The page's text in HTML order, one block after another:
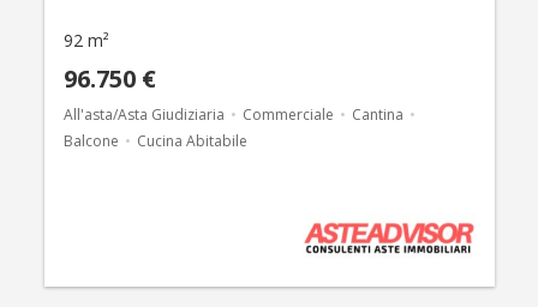
92 m²
96.750 €
All'asta/Asta Giudiziaria Commerciale
Cantina
Balcone
Cucina Abitabile